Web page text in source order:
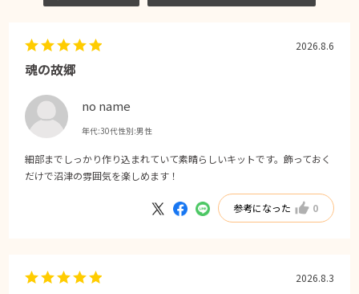
魂の故郷
no name
年代:30代性別:男性
2026.8.6
細部までしっかり作り込まれていて素晴らしいキットです。飾っておく
だけで沼津の雰囲気を楽しめます！
参考になった 0
2026.8.3